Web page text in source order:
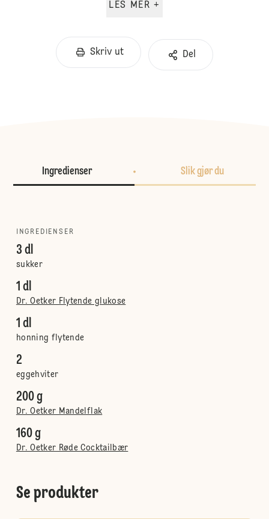
LES MER +
Skriv ut Del
Ingredienser Slik gjør du
INGREDIENSER
3 dl
sukker
1 dl
Dr. Oetker Flytende glukose
1 dl
honning flytende
2
eggehviter
200 g
Dr. Oetker Mandelflak
160 g
Dr. Oetker Røde Cocktailbær
Se produkter